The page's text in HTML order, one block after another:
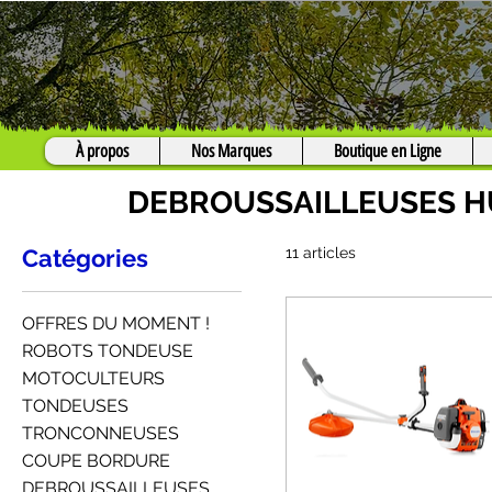
À propos Nos Marques Boutique en Ligne
DEBROUSSAILLEUSES
Catégories
OFFRES DU MOMENT !
ROBOTS TONDEUSE
MOTOCULTEURS
TONDEUSES
TRONCONNEUSES
COUPE BORDURE
DEBROUSSAILLEUSES
11 articles